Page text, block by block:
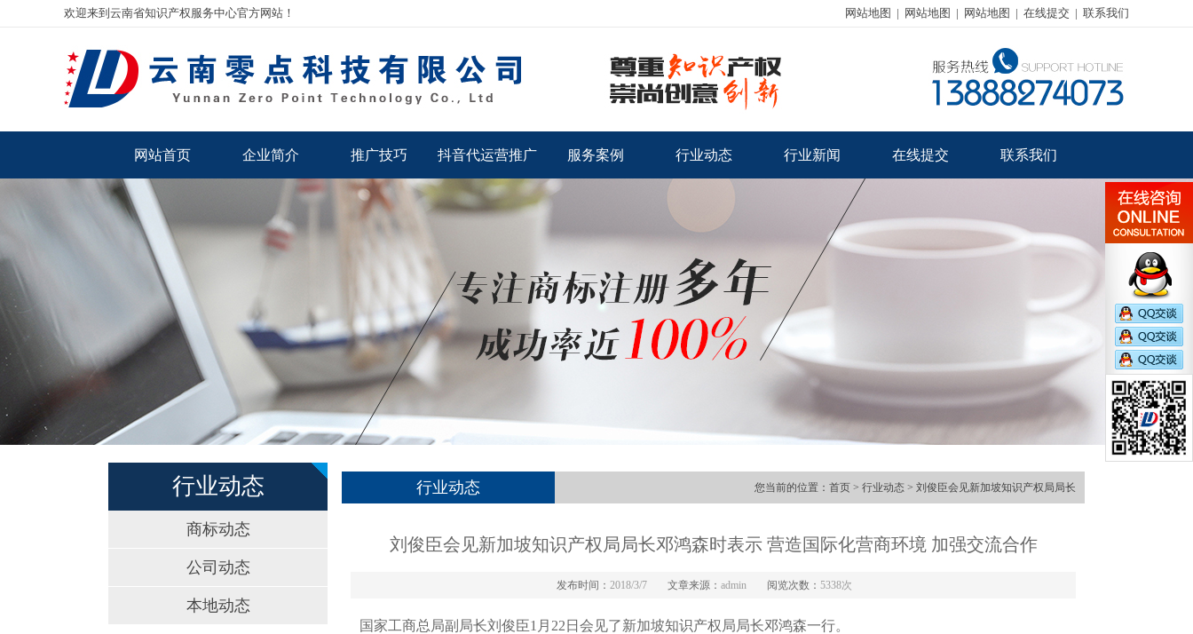
网站地图 | 网站地图 | 网站地图 | 在线提交 | 联系我们
欢迎来到云南省知识产权服务中心官方网站！
网站首页 企业简介 推广技巧 抖音代运营推广 服务案例 行业动态 行业新闻 在线提交 联系我们
行业动态
商标动态
公司动态
本地动态
您当前的位置： 首页 > 行业动态 > 刘俊臣会见新加坡知识产权局局长
行业动态
刘俊臣会见新加坡知识产权局局长邓鸿森时表示 营造国际化营商环境 加强交流合作
发布时间： 2018/3/7 文章来源： admin 阅览次数： 5338次
国家工商总局副局长刘俊臣1月22日会见了新加坡知识产权局局长邓鸿森一行。